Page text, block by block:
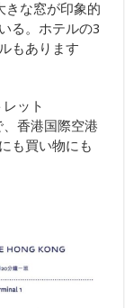
きな窓が印象的
る。ホテルの3
もあります
ット
香港国際空港
も買い物にも